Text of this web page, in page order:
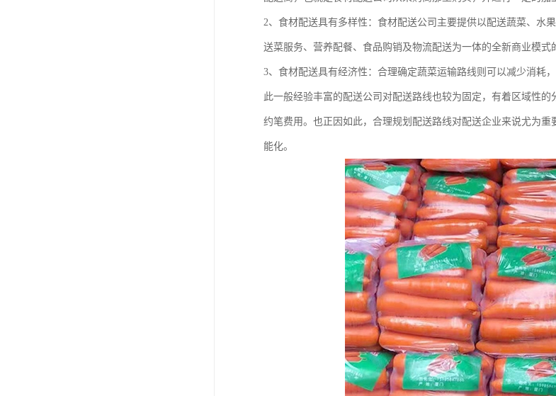
2、食材配送具有多样性：食材配送公司主要提供以配送蔬菜、水
送菜服务、营养配餐、食品购销及物流配送为一体的全新商业模式
3、食材配送具有经济性：合理确定蔬菜运输路线则可以减少消耗
此一般经验丰富的配送公司对配送路线也较为固定，有着区域性
约笔费用。也正因如此，合理规划配送路线对配送企业来说尤为
能化。